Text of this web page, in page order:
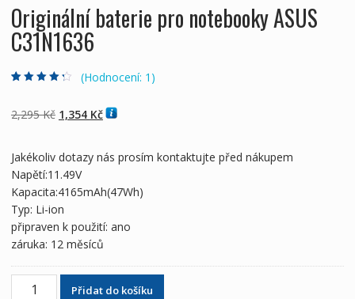
Originální baterie pro notebooky ASUS
C31N1636
základě
hodnocení
(Hodnocení: 1 )
2,295Kč Původní
2,295 Kč
1,354 KčAktuální
1,354 Kč
Jakékoliv dotazy nás prosím kontaktujte před nákupem
Napětí:11.49V
Kapacita:4165mAh(47Wh)
Typ: Li-ion
připraven k použití: ano
záruka: 12 měsíců
Originální
Přidat do košíku